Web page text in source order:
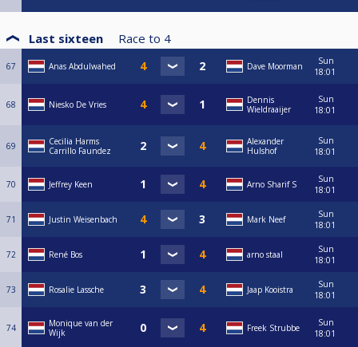
Last sixteen Race to 4
67 Anas Abdulwahed Dave Moorman
Sun
18:01
68 Niesko De Vries
Dennis
Wieldraaijer
Sun
18:01
69
Cecilia Harms
Carrillo Faundez
Alexander
Hulshof
Sun
18:01
70 Jeffrey Keen Arno Sharif S
Sun
18:01
71 Justin Weisenbach Mark Neef
Sun
18:01
72 René Bos arno staal
Sun
18:01
73 Rosalie Lassche Jaap Kooistra
Sun
18:01
74
Monique van der
Wijk
Freek Strubbe
Sun
18:01